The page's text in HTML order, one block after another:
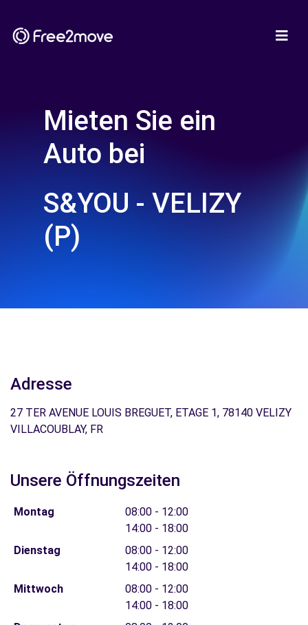
Mieten Sie ein
Auto bei
S&YOU - VELIZY
(P)
Adresse
27 TER AVENUE LOUIS BREGUET, ETAGE 1, 78140 VELIZY
VILLACOUBLAY, FR
Unsere Öffnungszeiten
Montag
08:00 - 12:00
14:00 - 18:00
Dienstag
08:00 - 12:00
14:00 - 18:00
Mittwoch
08:00 - 12:00
14:00 - 18:00